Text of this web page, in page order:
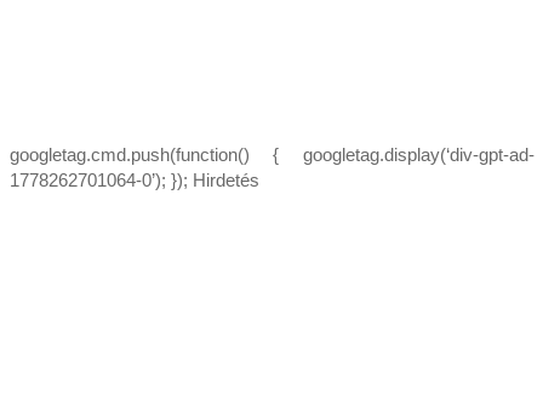
googletag.cmd.push(function() { googletag.display(‘div-gpt-ad-
1778262701064-0’); }); Hirdetés